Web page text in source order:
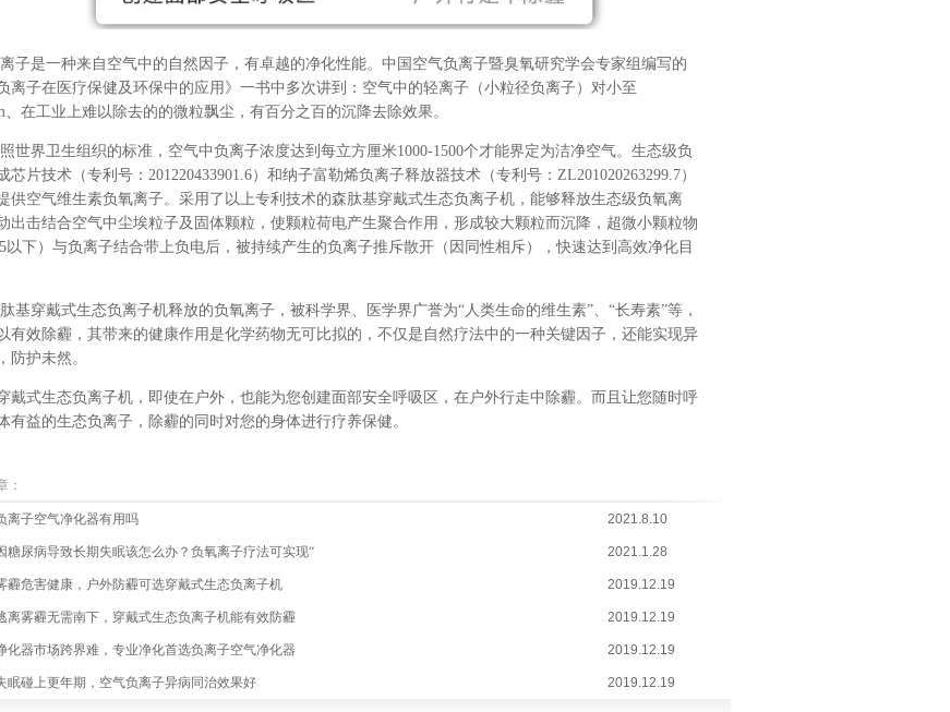
子是一种来自空气中的自然因子，有卓越的净化性能。 中国空气负离子暨臭氧研究学会专家组编写的
离子在医疗保健及环保中的应用》一书中多次讲到：空气中的轻离子（小粒径负离子）对小至
、在工业上难以除去的的微粒飘尘，有百分之百的沉降去除效果。
世界卫生组织的标准，空气中负离子浓度达到每立方厘米1000-1500个才能界定为洁净空气。生态级负
芯片技术（专利号： 201220433901.6）和纳子富勒烯负离子释放器技术（专利号： ZL201020263299.7）
供空气维生素负氧离子。采用了以上专利技术的森肽基穿戴式生态负离子机，能够释放生态级负氧离
出击结合空气中尘埃粒子及固体颗粒，使颗粒荷电产生聚合作用，形成较大颗粒而沉降，超微小颗粒物
以下）与负离子结合带上负电后，被持续产生的负离子推斥散开（因同性相斥），快速达到高效净化目
基穿戴式生态负离子机释放的负氧离子 ， 被科学界、医学界广誉为“人类生命的维生素”、“长寿素”等，
有效除霾， 其带来的健康作用是化学药物无可比拟的，不仅是自然疗法中的一种关键因子，还能实现异
防护未然。
戴式生态负离子机，即使在户外，也能为您创建面部安全呼吸区，在户外行走中除霾。而且让您随时呼
有益的生态负离子，除霾的同时对您的身体进行疗养保健。
：
离子空气净化器有用吗 2021.8.10
糖尿病导致长期失眠该怎么办？负氧离子疗法可实现“ 2021.1.28
霾危害健康，户外防霾可选穿戴式生态负离子机 2019.12.19
离雾霾无需南下，穿戴式生态负离子机能有效防霾 2019.12.19
化器市场跨界难，专业净化首选负离子空气净化器 2019.12.19
眠碰上更年期，空气负离子异病同治效果好 2019.12.19